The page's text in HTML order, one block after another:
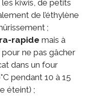
kiwis, de petits
de l’éthylène
;
rapide mais à
ne pas gâcher
dans un four
pendant 10 à 15
éteint) ;